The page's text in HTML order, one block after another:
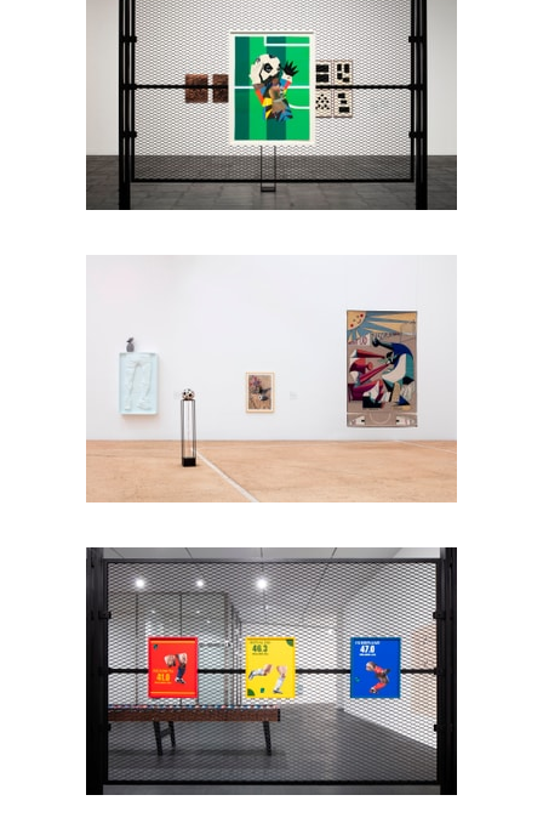
Foto: Ramiro Chaves
Foto: Ramiro Chaves
Foto: Ramiro Chaves